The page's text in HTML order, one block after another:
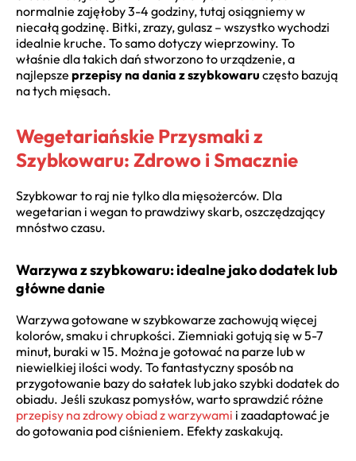
normalnie zajęłoby 3-4 godziny, tutaj osiągniemy w
niecałą godzinę. Bitki, zrazy, gulasz – wszystko wychodzi
idealnie kruche. To samo dotyczy wieprzowiny. To
właśnie dla takich dań stworzono to urządzenie, a
najlepsze przepisy na dania z szybkowaru często bazują
na tych mięsach.
Wegetariańskie Przysmaki z
Szybkowaru: Zdrowo i Smacznie
Szybkowar to raj nie tylko dla mięsożerców. Dla
wegetarian i wegan to prawdziwy skarb, oszczędzający
mnóstwo czasu.
Warzywa z szybkowaru: idealne jako dodatek lub
główne danie
Warzywa gotowane w szybkowarze zachowują więcej
kolorów, smaku i chrupkości. Ziemniaki gotują się w 5-7
minut, buraki w 15. Można je gotować na parze lub w
niewielkiej ilości wody. To fantastyczny sposób na
przygotowanie bazy do sałatek lub jako szybki dodatek do
obiadu. Jeśli szukasz pomysłów, warto sprawdzić różne
przepisy na zdrowy obiad z warzywami i zaadaptować je
do gotowania pod ciśnieniem. Efekty zaskakują.